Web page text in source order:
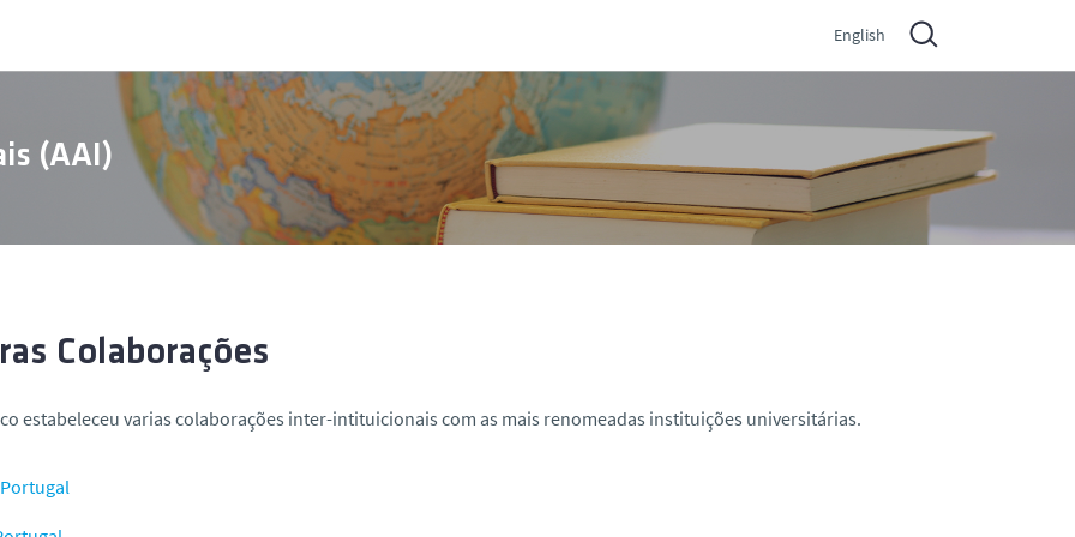
English
(AAI)
Colaborações
estabeleceu varias colaborações inter-intituicionais com as mais renomeadas instituições universitárias.